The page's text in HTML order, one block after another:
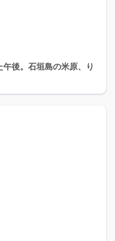
後。石垣島の米原、り